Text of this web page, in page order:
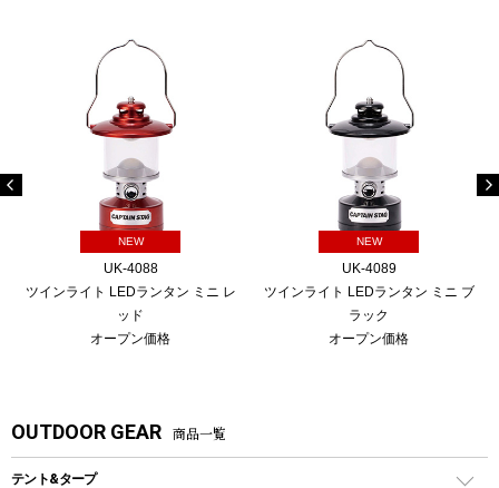
NEW
UK-4088
ツインライト LEDランタン ミニ レ
ッド
オープン価格
NEW
UK-4089
ツインライト LEDランタン ミニ ブ
ラック
オープン価格
OUTDOOR GEAR 商品一覧
テント&タープ